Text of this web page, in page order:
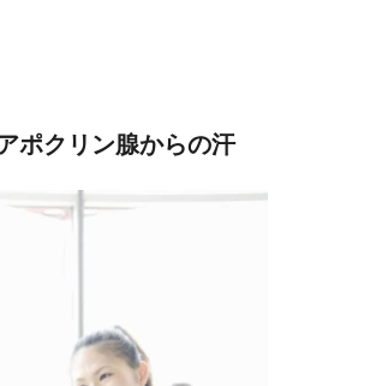
ポクリン腺からの汗